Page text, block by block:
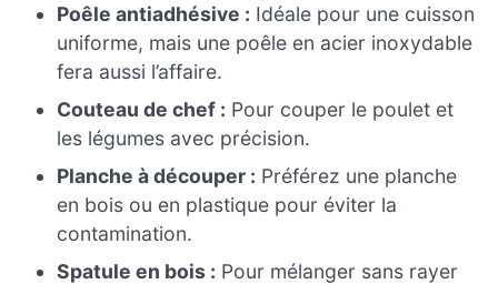
Poêle antiadhésive : Idéale pour une cuisson
uniforme, mais une poêle en acier inoxydable
fera aussi l’affaire.
Couteau de chef : Pour couper le poulet et
les légumes avec précision.
Planche à découper : Préférez une planche
en bois ou en plastique pour éviter la
contamination.
Spatule en bois : Pour mélanger sans rayer